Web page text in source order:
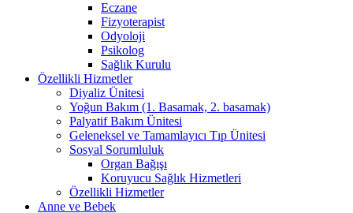
Eczane
Fizyoterapist
Odyoloji
Psikolog
Sağlık Kurulu
Özellikli Hizmetler
Diyaliz Ünitesi
Yoğun Bakım (1. Basamak, 2. basamak)
Palyatif Bakım Ünitesi
Geleneksel ve Tamamlayıcı Tıp Ünitesi
Sosyal Sorumluluk
Organ Bağışı
Koruyucu Sağlık Hizmetleri
Özellikli Hizmetler
Anne ve Bebek